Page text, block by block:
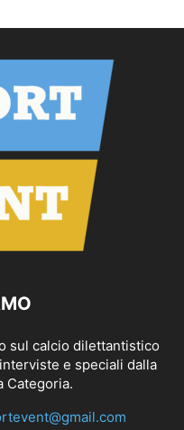
sul calcio dilettantistico
e speciali dalla
Categoria.